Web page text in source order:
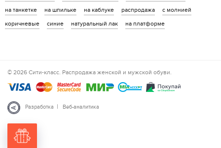
на танкетке
на шпильке на каблуке распродажа
с молнией
коричневые
синие натуральный лак на платформе
© 2026 Сити-класс. Распродажа женской и мужской обуви.
Разработка | Веб-аналитика